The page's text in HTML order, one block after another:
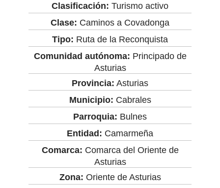
Clasificación: Turismo activo
Clase: Caminos a Covadonga
Tipo: Ruta de la Reconquista
Comunidad autónoma: Principado de
Asturias
Provincia: Asturias
Municipio: Cabrales
Parroquia: Bulnes
Entidad: Camarmeña
Comarca: Comarca del Oriente de
Asturias
Zona: Oriente de Asturias